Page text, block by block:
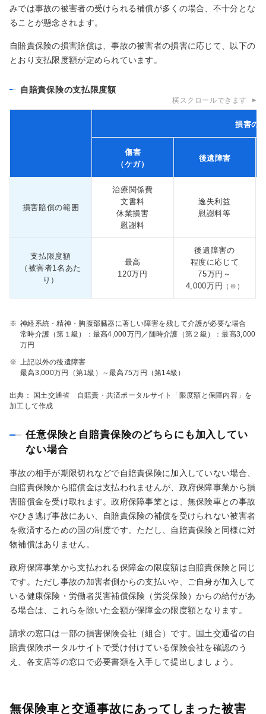
みでは事故の被害者の受けられる補償が多くの場合、不十分とな
ることが懸念されます。
自賠責保険の損害賠償は、事故の被害者の損害に応じて、以下の
とおり支払限度額が定められています。
自賠責保険の支払限度額
横スクロールできます
損害の
傷害
（ケガ）
後遺障害
損害賠償の範囲
治療関係費
文書料
休業損害
慰謝料
逸失利益
慰謝料等
支払限度額
（被害者1名あた
り）
最高
120万円
後遺障害の
程度に応じて
75万円～
4,000万円
（※）
※ 神経系統・精神・胸腹部臓器に著しい障害を残して介護が必要な場合
常時介護（第１級）：最高4,000万円／随時介護（第２級）：最高3,000
万円
※ 上記以外の後遺障害
最高3,000万円（第1級）～最高75万円（第14級）
出典： 国土交通省 自賠責・共済ポータルサイト「限度額と保障内容」を
加工して作成
任意保険と自賠責保険のどちらにも加入してい
ない場合
事故の相手が期限切れなどで自賠責保険に加入していない場合、
自賠責保険から賠償金は支払われませんが、政府保障事業から損
害賠償金を受け取れます。政府保障事業とは、無保険車との事故
やひき逃げ事故にあい、自賠責保険の補償を受けられない被害者
を救済するための国の制度です。ただし、自賠責保険と同様に対
物補償はありません。
政府保障事業から支払われる保障金の限度額は自賠責保険と同じ
です。ただし事故の加害者側からの支払いや、ご自身が加入して
いる健康保険・労働者災害補償保険（労災保険）からの給付があ
る場合は、これらを除いた金額が保障金の限度額となります。
請求の窓口は一部の損害保険会社（組合）です。国土交通省の自
賠責保険ポータルサイトで受け付けている保険会社を確認のう
え、各支店等の窓口で必要書類を入手して提出しましょう。
無保険車と交通事故にあってしまった被害